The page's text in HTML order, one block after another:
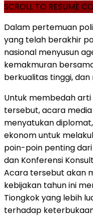
SCROLL TO RESUME
Dalam pertemuan
yang telah berakhir
nasional menyusun
kemakmuran
berkualitas tinggi,
Untuk membedah
tersebut, acara media
menyatukan
ekonom untuk
poin-poin penting dari
dan Konferensi
Acara tersebut akan
kebijakan tahun ini
Tiongkok yang lebih
terhadap